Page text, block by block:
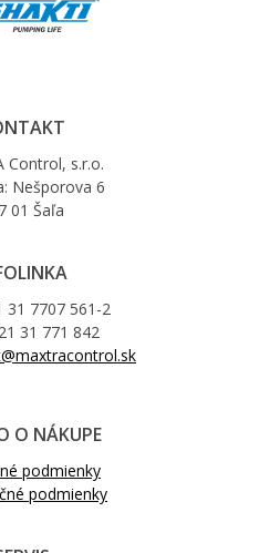
Control, s.r.o.
Nešporova 6
01 Šaľa
31 7707 561-2
31 771 842
O NÁKUPE
podmienky
podmienky